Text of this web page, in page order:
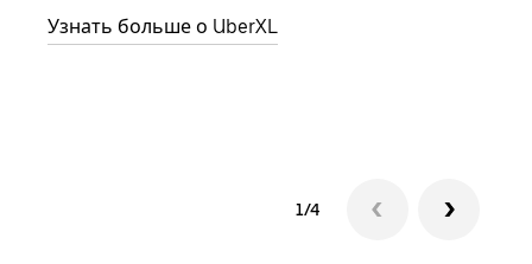
Узнать больше о UberXL
1/4